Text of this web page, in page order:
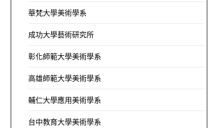
華梵大學美術學系
成功大學藝術研究所
彰化師範大學美術學系
高雄師範大學美術學系
輔仁大學應用美術學系
台中教育大學美術學系